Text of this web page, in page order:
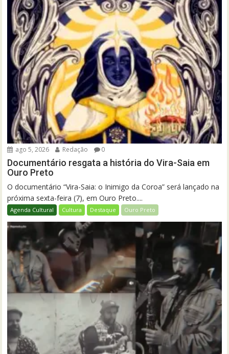
ago 5, 2026 Redação 0
Documentário resgata a história do Vira-Saia em
Ouro Preto
O documentário “Vira-Saia: o Inimigo da Coroa” será lançado na
próxima sexta-feira (7), em Ouro Preto....
Agenda Cultural Cultura Destaque Ouro Preto